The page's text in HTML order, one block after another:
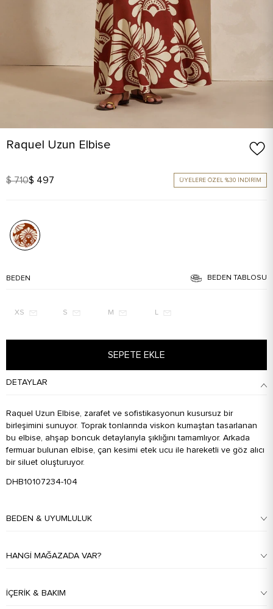
Raquel Uzun Elbise
$ 710$ 497 ÜYELERE ÖZEL %30 İNDİRİM
BEDEN BEDEN TABLOSU
XS S M L
SEPETE EKLE
DETAYLAR
Raquel Uzun Elbise, zarafet ve sofistikasyonun kusursuz bir
birleşimini sunuyor. Toprak tonlarında viskon kumaştan tasarlanan
bu elbise, ahşap boncuk detaylarıyla şıklığını tamamlıyor. Arkada
fermuar bulunan elbise, çan kesimi etek ucu ile hareketli ve göz alıcı
bir siluet oluşturuyor.
DHB10107234-104
BEDEN & UYUMLULUK
HANGI MAĞAZADA VAR?
İÇERIK & BAKIM